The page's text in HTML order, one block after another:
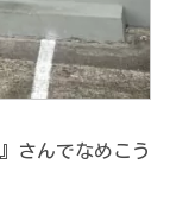
』さんでなめこう